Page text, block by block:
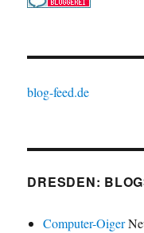
blog-feed.de
DRESDEN:
Computer-Oiger